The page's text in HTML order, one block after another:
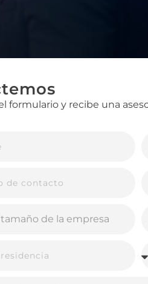
personalizados es su
Mientras la publicidad
esa información en
activa, estos
del asistente.
de la marca,
formulario y recibe una